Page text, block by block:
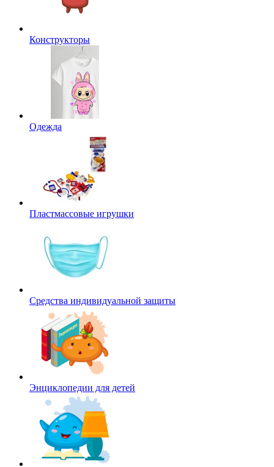
Конструкторы
Одежда
Пластмассовые игрушки
Средства индивидуальной защиты
Энциклопедии для детей